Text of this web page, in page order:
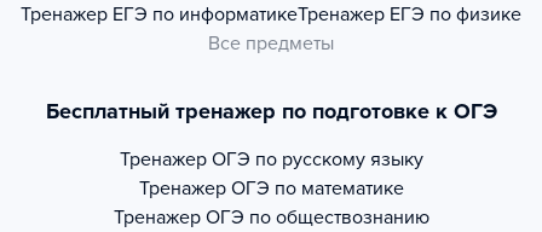
Тренажер ЕГЭ по информатикеТренажер ЕГЭ по физике
Все предметы
Бесплатный тренажер по подготовке к ОГЭ
Тренажер ОГЭ по русскому языку
Тренажер ОГЭ по математике
Тренажер ОГЭ по обществознанию